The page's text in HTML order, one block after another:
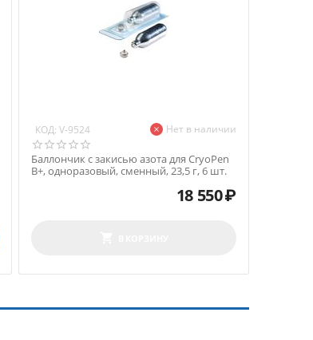
КОД: V-9524 Нет в наличии
Баллончик с закисью азота для CryoPen
B+, одноразовый, сменный, 23,5 г, 6 шт.
18 550₽